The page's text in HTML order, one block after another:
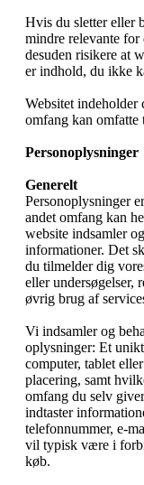
Hvis du sletter eller
mindre relevante
desuden risikere at
er indhold, du ikke
Websitet indeholder
omfang kan omfatte
Personoplysninger
Generelt
Personoplysninger
andet omfang kan
website indsamler
informationer. Det
du tilmelder dig
eller undersøgelser,
øvrig brug af
Vi indsamler og
oplysninger: Et
computer, tablet
placering, samt
omfang du selv
indtaster
telefonnummer, e-
vil typisk være i
køb.